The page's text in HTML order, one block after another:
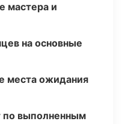
мастера и
на основные
места ожидания
по выполненным